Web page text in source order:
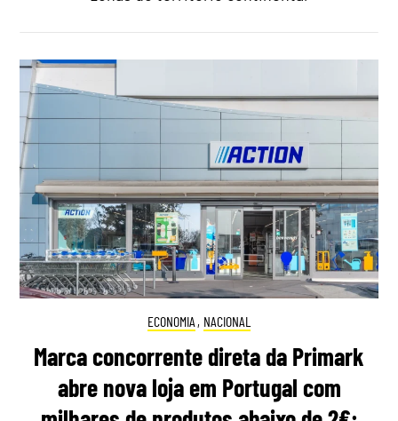
ECONOMIA , NACIONAL
Marca concorrente direta da Primark
abre nova loja em Portugal com